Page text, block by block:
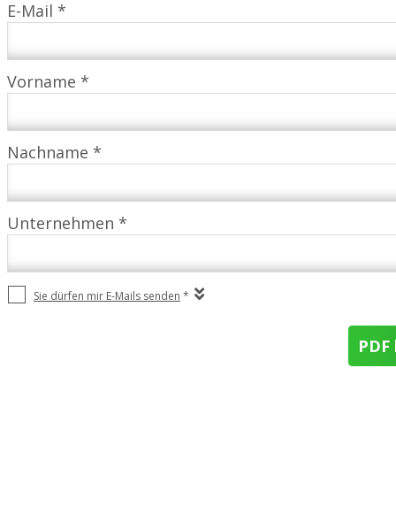
E-Mail *
Vorname *
Nachname *
Unternehmen *
Sie dürfen mir E-Mails senden *